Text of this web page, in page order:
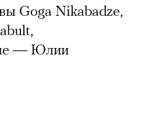
Goga Nikabadze,
— Юлии